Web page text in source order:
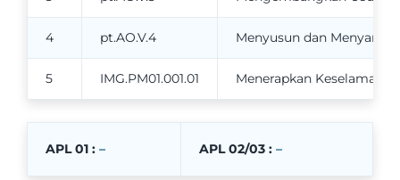
4 pt.AO.V.4 Menyusun dan
5 IMG.PM01.001.01 Menerapkan
APL 01 : – APL 02/03 : –